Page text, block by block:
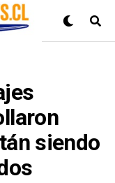
siendo